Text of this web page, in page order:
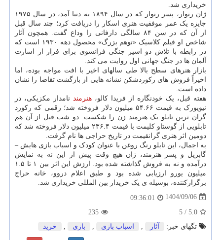
خریداری شد.
ژان رنوار، پسر رنوار که در سال ۱۸۹۴ به دنیا آمد، در سال ۱۹۷۵
جایزه یک عمر موفقیت هنری اسکار را دریافت کرد؛ چند سال قبل
از آن که در سن ۸۴ سالگی دارفانی را وداع گفت. همچون آثار
شاخص او فیلم کلاسیک «توهم بزرگ» محصول دهه ۱۹۳۰ است که
در رابطه با تلاش دو اسیر جنگی فرانسوی برای فرار از اسارت
آلمان ها در جنگ جهانی اول روایت می کند.
بازار هنرهای سطح بالا طی سالهای اخیر با افت مواجه بوده، اما
اخیراً فروش های رکوردشکن نشانه هایی از بازگشت تقاضا را نشان
داده است.
هفته قبل، یک خودنگاره از فریدا کالو، هنرمند نامدار مکزیکی، در
نیویورک به قیمت ۵۴.۶۶ میلیون دلار فروخته شد؛ رقمی که رکورد
گران ترین تابلو یک هنرمند زن را شکست. دو شب قبل از آن هم
تابلویی از گوستاو کلیمت با قیمت ۲۳۶.۴ میلیون دلار فروخته شد که
دومین اثر هنری گرانقیمت در تاریخ حراجی ها نام گرفت.
به اجمال، این تابلو رنگ روغن با عنوان کودک و اسباب بازی هایش –
گابریل و پسر هنرمند، ژان هیچ وقت پیش از این نه به نمایش
درآمده و نه به فروش گذاشته شده بود. ارزش این اثر بین ۱ تا ۱.۵
میلیون یورو ارزیابی شده بود و طبق اعلام دروو، خانه حراج
برگزارکننده، بوسیله ی یک خریدار بین المللی خریداری شد.
1404/09/06
09:36:01
5.0
/
5
235
تگهای خبر:
آثار اسباب بازی بازی خرید